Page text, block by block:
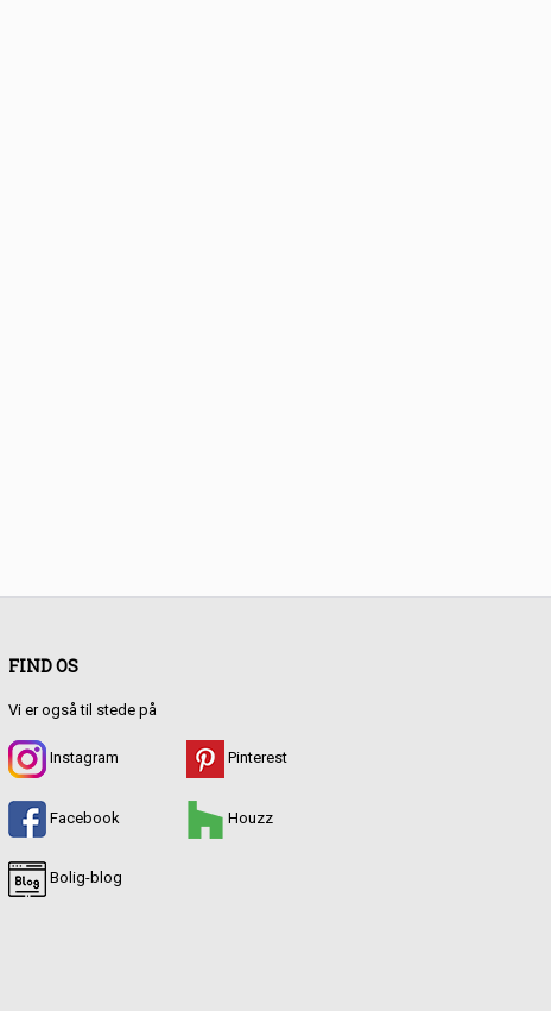
FIND OS
Vi er også til stede på
Instagram
Facebook
Bolig-blog
Pinterest
Houzz